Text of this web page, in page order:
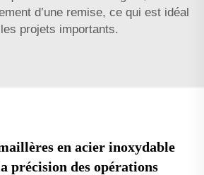
d’une remise, ce qui est idéal
projets importants.
en acier inoxydable
précision des opérations